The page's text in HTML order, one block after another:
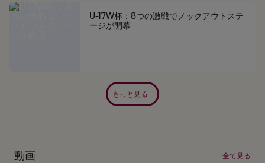
U-17W杯：8つの激戦でノックアウトステ
ージが開幕
もっと見る
動画 全て見る